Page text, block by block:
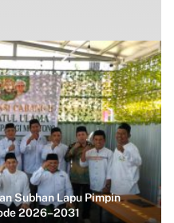
Subhan Lapu Pimpin
2026–2031